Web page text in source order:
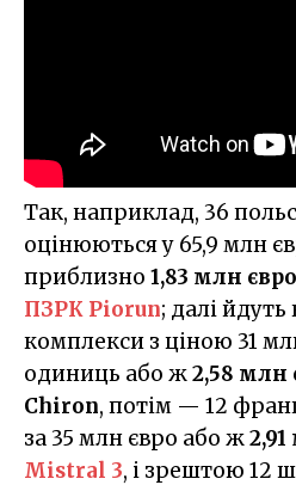
Так, наприклад, 36
оцінюються у 65,9 млн
приблизно 1,83 млн
ПЗРК Piorun; далі йдуть
комплекси з ціною 31
одиниць або ж2,58 млн
Chiron, потім — 12
за 35 млн євро або ж
Mistral 3, і зрештою 12